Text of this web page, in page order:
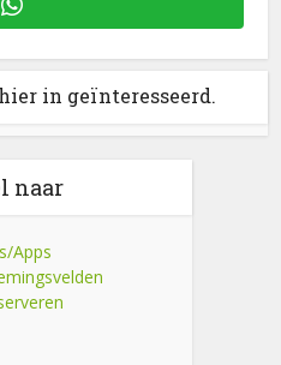
in geïnteresseerd.
naar
Apps